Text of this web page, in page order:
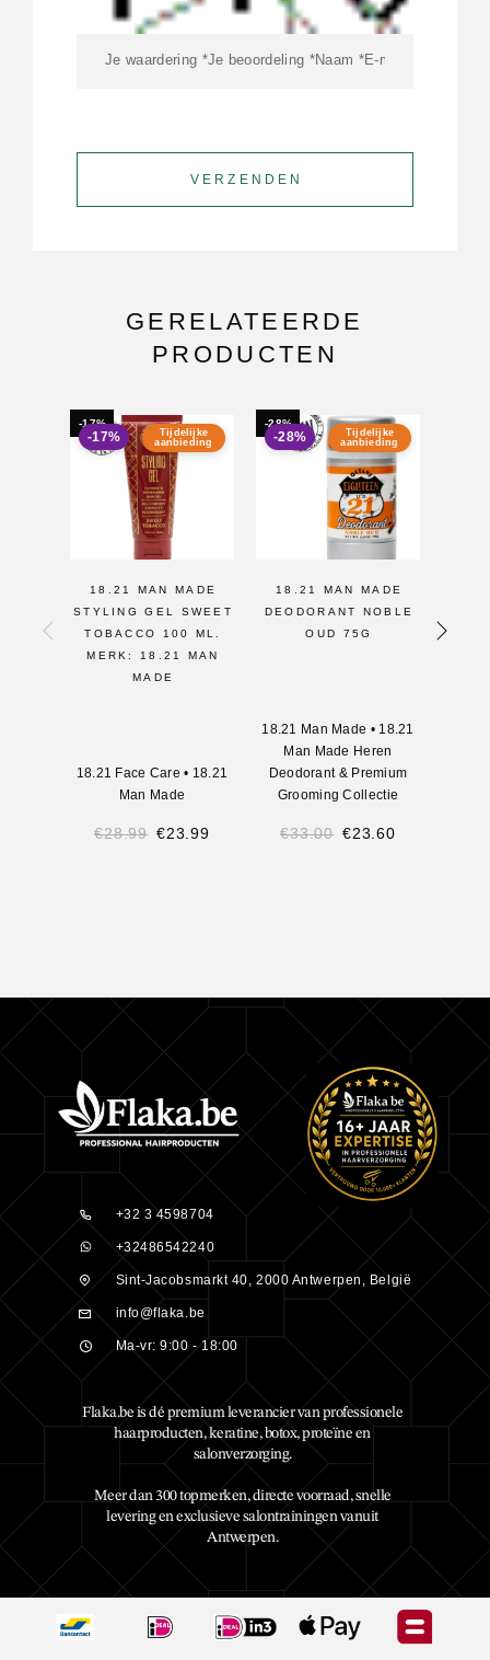
GERELATEERDE
PRODUCTEN
-17%
Tijdelijke
aanbieding
-17%
18.21 MAN MADE
STYLING GEL SWEET
TOBACCO 100 ML.
MERK: 18.21 MAN
MADE
18.21 Face Care • 18.21
Man Made
€28.99 €23.99
-28%
Tijdelijke
aanbieding
-28%
18.21 MAN MADE
DEODORANT NOBLE
OUD 75G
18.21 Man Made • 18.21
Man Made Heren
Deodorant & Premium
Grooming Collectie
€33.00 €23.60
+32 3 4598704
+32486542240
Sint-Jacobsmarkt 40, 2000 Antwerpen, België
info@flaka.be
Ma-vr: 9:00 - 18:00
Flaka.be is dé premium leverancier van professionele
haarproducten, keratine, botox, proteïne en
salonverzorging.
Meer dan 300 topmerken, directe voorraad, snelle
levering en exclusieve salontrainingen vanuit
Antwerpen.